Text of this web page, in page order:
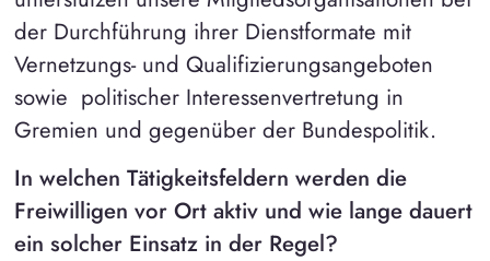
der Durchführung ihrer Dienstformate mit
Vernetzungs- und Qualifizierungsangeboten
sowie politischer Interessenvertretung in
Gremien und gegenüber der Bundespolitik.
In welchen Tätigkeitsfeldern werden die
Freiwilligen vor Ort aktiv und wie lange dauert
ein solcher Einsatz in der Regel?